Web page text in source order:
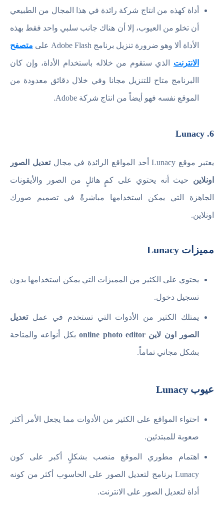
أداة كهذه من انتاج شركة رائدة في هذا المجال من الطبيعي
أن تخلو من العيوب، إلا أن هناك جانب سلبي واحد فقط بهذه
الأداة ألا وهو ضرورة تنزيل برنامج Adobe Flash على متصفح
الانترنت الذي ستقوم من خلاله باستخدام الأداة، وإن كان
االبرنامج متاح للتنزيل مجانا وفي خلال دقائق معدودة من
الموقع نفسه فهو أيضاً من انتاج شركة Adobe.
6. Lunacy
يعتبر موقع Lunacy أحد المواقع الرائدة في مجال تعديل الصور
اونلاين حيث أنه يحتوي على كمٍ هائلٍ من الصور والأيقونات
الجاهزة التي يمكن استخدامها مباشرةً في تصميم صورك
اونلاين.
مميزات Lunacy
يحتوي على الكثير من المميزات التي يمكن استخدامها بدون
تسجيل دخول.
يمتلك الكثير من الأدوات التي تستخدم في عملتعديل
الصور اون لاين online photo editor بكل أنواعه والمتاحة
بشكل مجاني تماماً.
عيوب Lunacy
احتواء المواقع على الكثير من الأدوات مما يجعل الأمر أكثر
صعوبة للمبتدئين.
اهتمام مطوري الموقع منصب بشكلٍ أكبر على كون
Lunacy برنامج لتعديل الصور على الحاسوب أكثر من كونه
أداة لتعديل الصور على الانترنت.